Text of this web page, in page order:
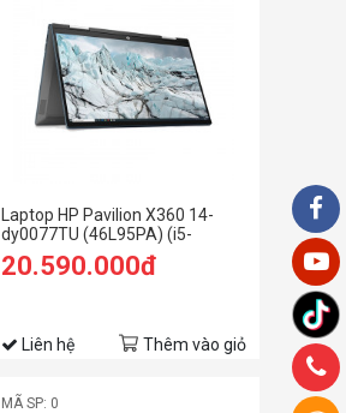
Laptop HP Pavilion X360 14-
dy0077TU (46L95PA) (i5-
1135G7/8GB RAM/512GB
SSD/14 FHD Cảm
20.590.000đ
Liên hệ Thêm vào giỏ
MÃ SP: 0